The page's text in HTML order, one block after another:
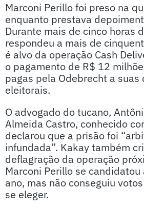
Marconi Perillo foi preso na
enquanto prestava
Durante mais de cinco horas
respondeu a mais de
é alvo da operação Cash
o pagamento de R$ 12
pagas pela Odebrecht a suas
eleitorais.
O advogado do tucano,
Almeida Castro, conhecido
declarou que a prisão foi
infundada”. Kakay também
deflagração da operação
Marconi Perillo se candidatou
ano, mas não conseguiu
se eleger.